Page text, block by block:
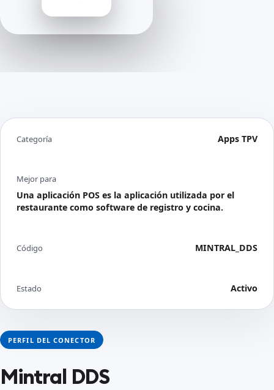
PERFIL DEL CONECTOR
Mintral DDS
Categoría Apps TPV
Mejor para
Una aplicación POS es la aplicación utilizada por el
restaurante como software de registro y cocina.
Código MINTRAL_DDS
Estado Activo